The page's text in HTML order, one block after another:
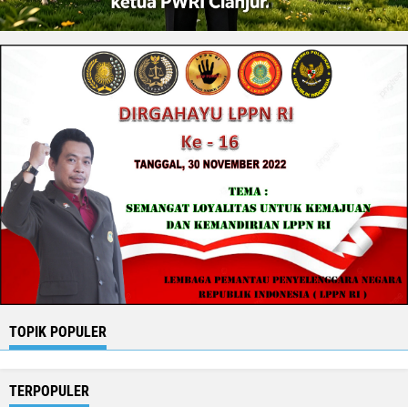
TOPIK POPULER
TERPOPULER